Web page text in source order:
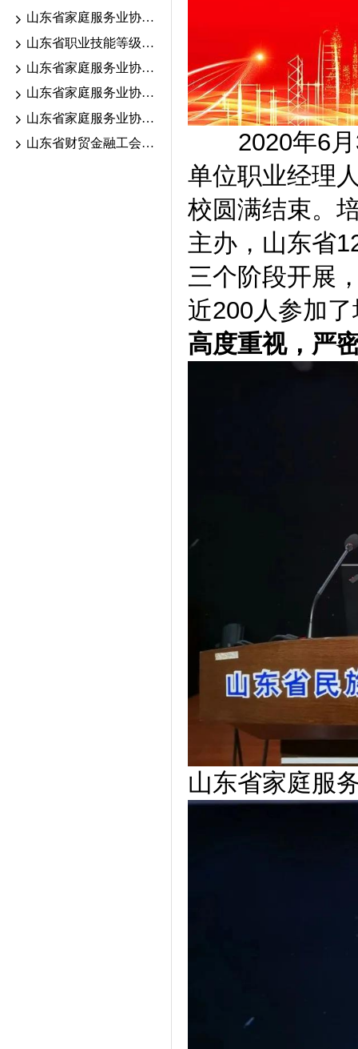
山东省家庭服务业协会7.10-16考期证书颁发公示
山东省职业技能等级认定育婴联考山东省家庭服务业协会考点成绩公示
山东省家庭服务业协会职业技能等级认定2026年7.10-16考期成绩公示
山东省家庭服务业协会2026.6.13-18考期证书颁发公示
山东省家庭服务业协会2026年职业技能等级认定公告
山东省财贸金融工会“送清凉”活动走进家庭服务行业一线
2020年6月
单位职业经理
校圆满结束。
主办，山东省
三个阶段开展
近200人参加
高度重视，严
山东省家庭服